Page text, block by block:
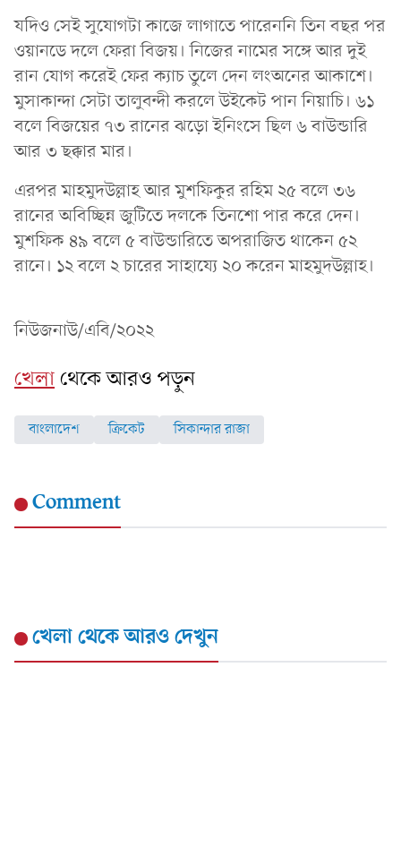
যদিও সেই সুযোগটা কাজে লাগাতে পারেননি তিন বছর পর
ওয়ানডে দলে ফেরা বিজয়। নিজের নামের সঙ্গে আর দুই
রান যোগ করেই ফের ক্যাচ তুলে দেন লংঅনের আকাশে।
মুসাকান্দা সেটা তালুবন্দী করলে উইকেট পান নিয়াচি। ৬১
বলে বিজয়ের ৭৩ রানের ঝড়ো ইনিংসে ছিল ৬ বাউন্ডারি
আর ৩ ছক্কার মার।
এরপর মাহমুদউল্লাহ আর মুশফিকুর রহিম ২৫ বলে ৩৬
রানের অবিচ্ছিন্ন জুটিতে দলকে তিনশো পার করে দেন।
মুশফিক ৪৯ বলে ৫ বাউন্ডারিতে অপরাজিত থাকেন ৫২
রানে। ১২ বলে ২ চারের সাহায্যে ২০ করেন মাহমুদউল্লাহ।
নিউজনাউ/এবি/২০২২
খেলাথেকে আরও পড়ুন
বাংলাদেশ ক্রিকেট সিকান্দার রাজা
Comment
খেলাথেকে আরও দেখুন